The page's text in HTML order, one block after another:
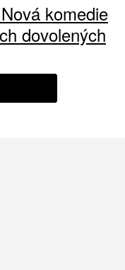
komedie
dovolených